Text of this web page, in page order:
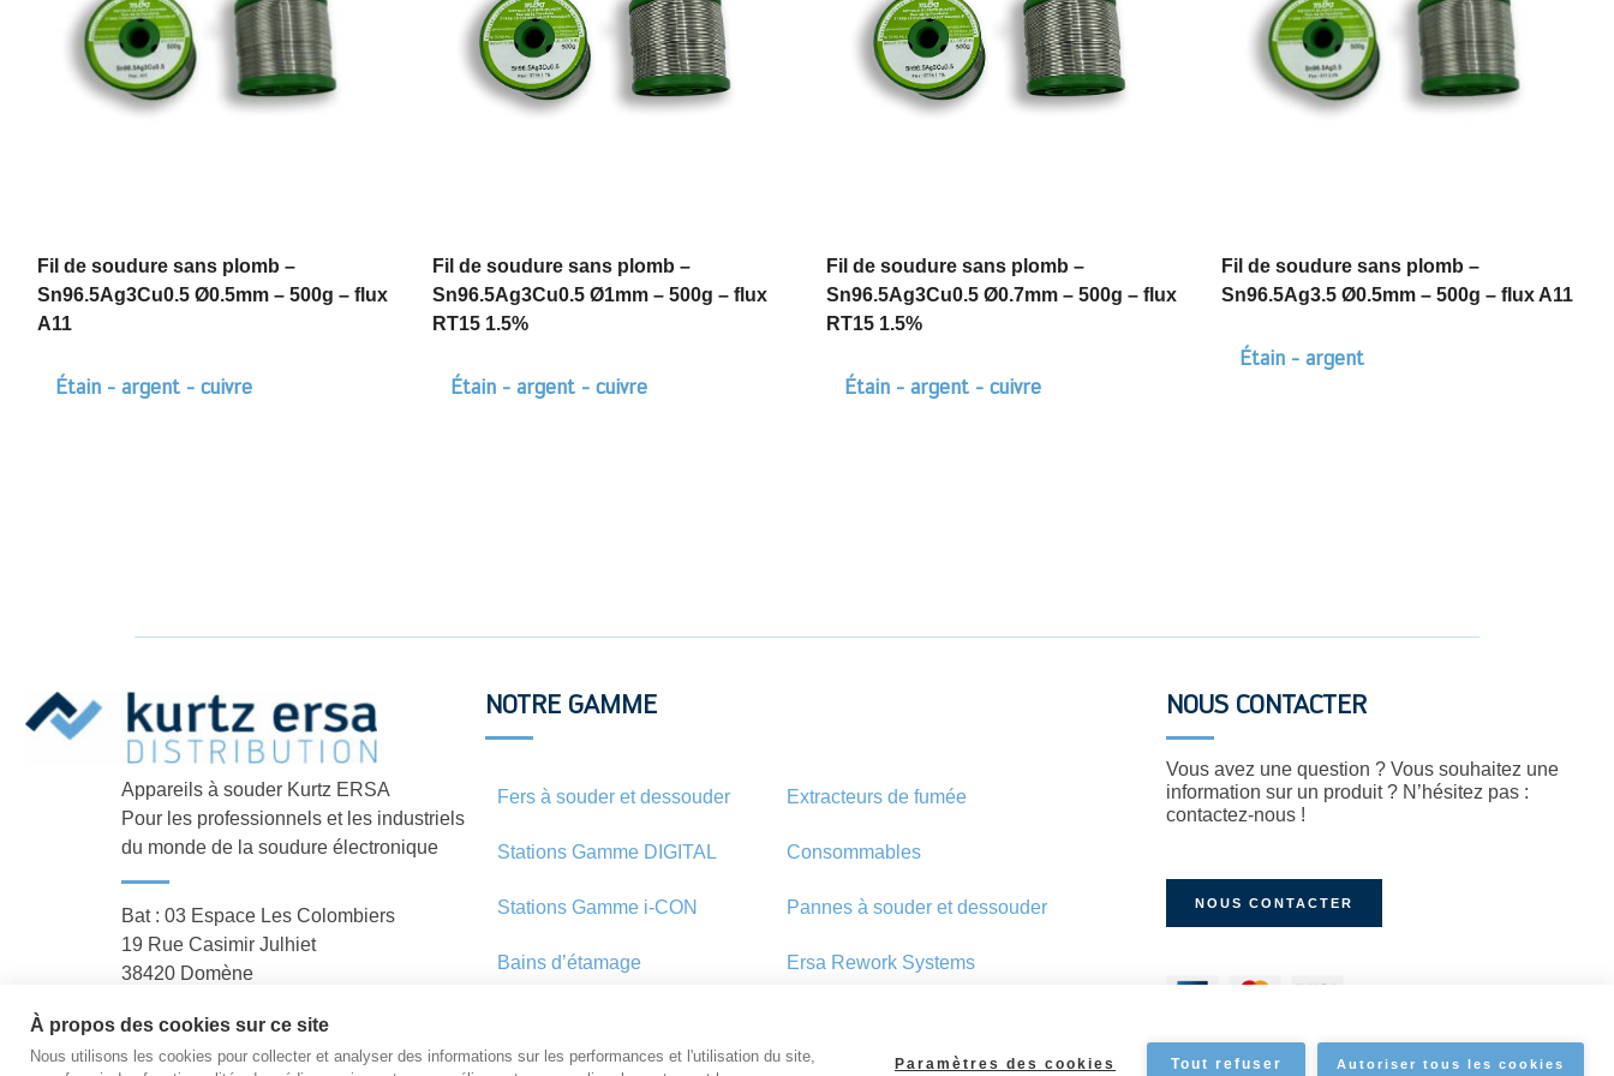
Fil de soudure sans plomb –
Sn96.5Ag3Cu0.5 Ø0.5mm – 500g – flux
A11
Étain - argent - cuivre
Fil de soudure sans plomb –
Sn96.5Ag3Cu0.5 Ø1mm – 500g – flux
RT15 1.5%
Étain - argent - cuivre
Fil de soudure sans plomb –
Sn96.5Ag3Cu0.5 Ø0.7mm – 500g – flux
RT15 1.5%
Étain - argent - cuivre
Fil de soudure sans plomb –
Sn96.5Ag3.5 Ø0.5mm – 500g – flux A11
Étain - argent
Appareils à souder Kurtz ERSA
Pour les professionnels et les industriels
du monde de la soudure électronique
Bat : 03 Espace Les Colombiers
19 Rue Casimir Julhiet
38420 Domène
NOTRE GAMME
Fers à souder et dessouder
Stations Gamme DIGITAL
Stations Gamme i-CON
Bains d’étamage
Extracteurs de fumée
Consommables
Pannes à souder et dessouder
Ersa Rework Systems
NOUS CONTACTER
Vous avez une question ? Vous souhaitez une
information sur un produit ? N’hésitez pas :
contactez-nous !
NOUS CONTACTER
À propos des cookies sur ce site
Nous utilisons les cookies pour collecter et analyser des informations sur les performances et l'utilisation du site,
Paramètres des cookies Tout refuser Autoriser tous les cookies